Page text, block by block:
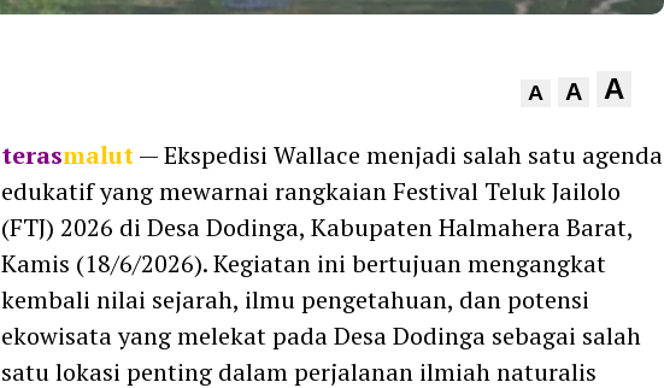
A A A
terasmalut— Ekspedisi Wallace menjadi salah satu agenda
edukatif yang mewarnai rangkaian Festival Teluk Jailolo
(FTJ) 2026 di Desa Dodinga, Kabupaten Halmahera Barat,
Kamis (18/6/2026). Kegiatan ini bertujuan mengangkat
kembali nilai sejarah, ilmu pengetahuan, dan potensi
ekowisata yang melekat pada Desa Dodinga sebagai salah
satu lokasi penting dalam perjalanan ilmiah naturalis